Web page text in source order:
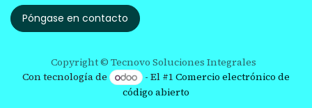
Póngase en contacto
Copyright © Tecnovo Soluciones Integrales
Con tecnología de
- El #1Comercio electrónico de
código abierto